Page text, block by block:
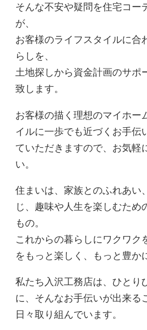
そんな不安や疑問を住宅コー
が、
お客様のライフスタイルに合
らしを、
土地探しから資金計画のサポ
致します。
お客様の描く理想のマイホー
イルに一歩でも近づくお手伝
ていただきますので、お気軽
い。
住まいは、家族とのふれあい
じ、趣味や人生を楽しむため
もの。
これからの暮らしにワクワク
をもっと楽しく、もっと豊か
私たち入沢工務店は、ひとり
に、そんなお手伝いが出来る
日々取り組んでいます。